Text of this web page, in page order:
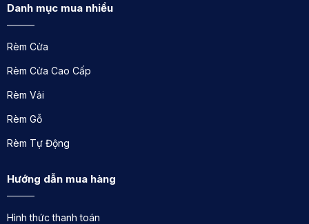
Danh mục mua nhiều
Rèm Cửa
Rèm Cửa Cao Cấp
Rèm Vải
Rèm Gỗ
Rèm Tự Động
Hướng dẫn mua hàng
Hình thức thanh toán